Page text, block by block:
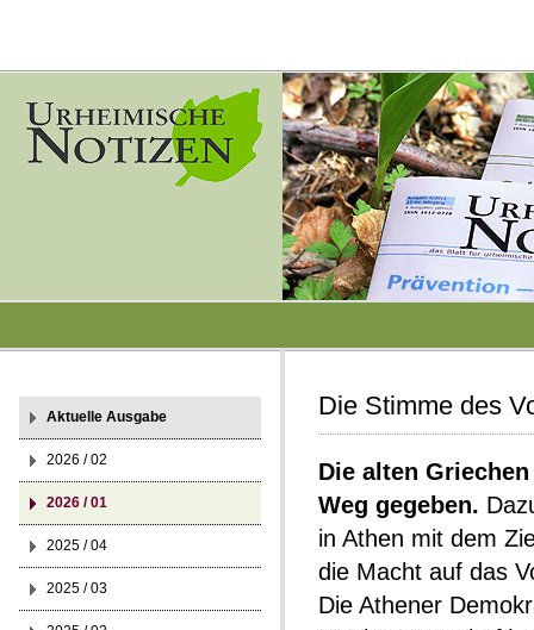
Die Stimme des
Die alten
Weg gegeben.
in Athen mit dem
die Macht auf das
Die Athener
Aktuelle Ausgabe
2026 / 02
2026 / 01
2025 / 04
2025 / 03